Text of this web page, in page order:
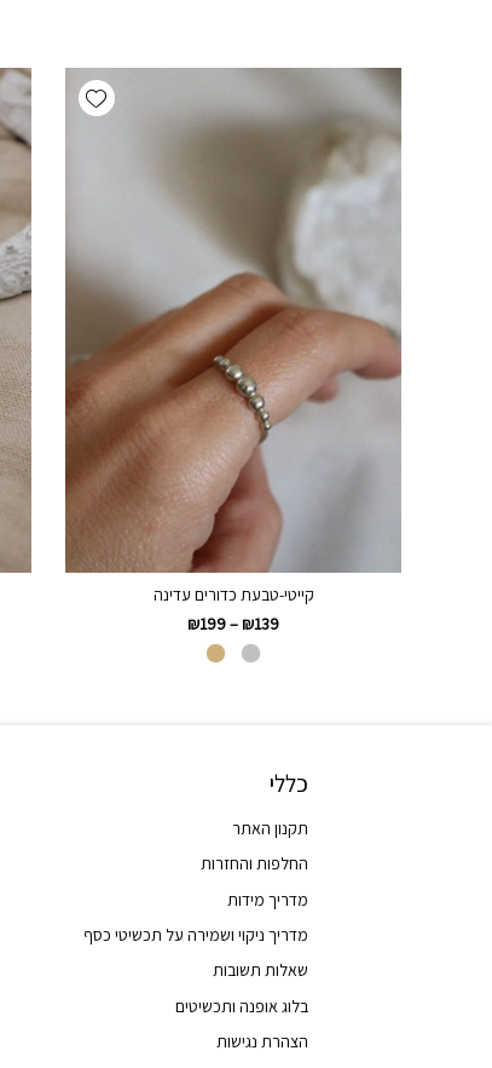
Add wishlist
קייטי-טבעת כדורים עדינה
₪139
–
₪199
כללי
תקנון האתר
החלפות והחזרות
מדריך מידות
מדריך ניקוי ושמירה על תכשיטי כסף
שאלות תשובות
בלוג אופנה ותכשיטים
הצהרת נגישות